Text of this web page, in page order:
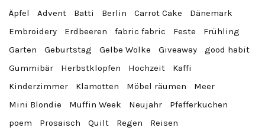
Äpfel Advent Batti Berlin Carrot Cake
Dänemark
Embroidery
Erdbeeren fabric fabric Feste
Frühling
Garten
Geburtstag Gelbe Wolke Giveaway
good habit
Gummibär
Herbstklopfen Hochzeit
Kaffi
Kinderzimmer
Klamotten Möbel räumen
Meer
Mini Blondie
Muffin Week Neujahr
Pfefferkuchen
poem
Prosaisch Quilt Regen
Reisen